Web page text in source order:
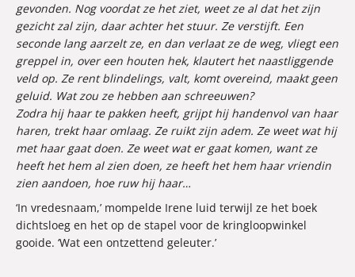
gevonden. Nog voordat ze het ziet, weet ze al dat het zijn
gezicht zal zijn, daar achter het stuur. Ze verstijft. Een
seconde lang aarzelt ze, en dan verlaat ze de weg, vliegt een
greppel in, over een houten hek, klautert het naastliggende
veld op. Ze rent blindelings, valt, komt overeind, maakt geen
geluid. Wat zou ze hebben aan schreeuwen?
Zodra hij haar te pakken heeft, grijpt hij handenvol van haar
haren, trekt haar omlaag. Ze ruikt zijn adem. Ze weet wat hij
met haar gaat doen. Ze weet wat er gaat komen, want ze
heeft het hem al zien doen, ze heeft het hem haar vriendin
zien aandoen, hoe ruw hij haar…
‘In vredesnaam,’ mompelde Irene luid terwijl ze het boek
dichtsloeg en het op de stapel voor de kringloopwinkel
gooide. ‘Wat een ontzettend geleuter.’